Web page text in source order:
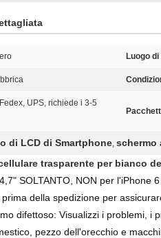
Luogo
UPS, richiede i 3-5
di LCD di Smartphone, schermo
trasparente per bianco
SOLTANTO, NON per l'iPhone 6
della spedizione per
difettoso: Visualizzi i problemi, i
pezzo dell'orecchio e